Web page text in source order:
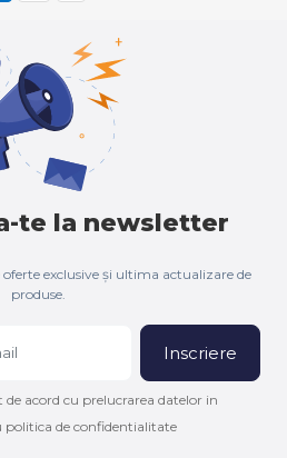
te la newsletter
exclusive și ultima actualizare de
produse.
Inscriere
de acord cu prelucrarea datelor in
de confidentialitate